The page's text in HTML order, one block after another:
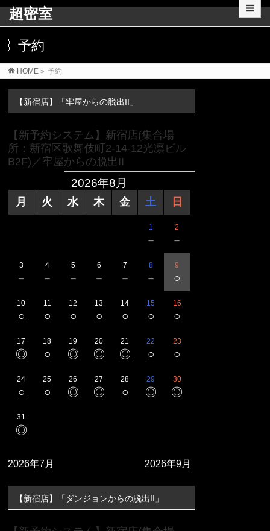
超密室
予約
HOME » 予約
【新宿店】「牢屋からの脱出II」
【新予約システム】新宿店(集合場
所：新宿区歌舞伎町2-14-12光凛ビル
B2F)／牢屋からの脱出II
2026年8月
月 火 水 木 金 土 日
1
－
2
－
3
－
4
－
5
－
6
－
7
－
8
－
9
○
10
○
11
○
12
○
13
○
14
○
15
○
16
○
17
◎
18
○
19
◎
20
◎
21
◎
22
○
23
○
24
○
25
○
26
◎
27
◎
28
○
29
◎
30
◎
31
◎
2026年7月 2026年9月
【新宿店】「ダンジョンからの脱出II」